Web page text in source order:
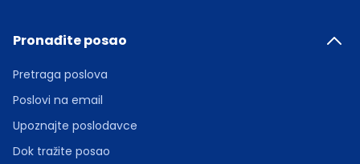
Pronađite posao
Pretraga poslova
Poslovi na email
Upoznajte poslodavce
Dok tražite posao